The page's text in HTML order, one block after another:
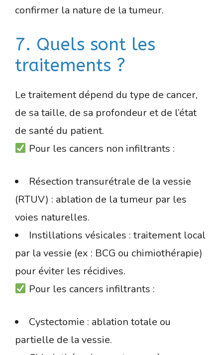
confirmer la nature de la tumeur.
7. Quels sont les
traitements ?
Le traitement dépend du type de cancer,
de sa taille, de sa profondeur et de l’état
de santé du patient.
Pour les cancers non infiltrants :
Résection transurétrale de la vessie
(RTUV) : ablation de la tumeur par les
voies naturelles.
Instillations vésicales : traitement local
par la vessie (ex : BCG ou chimiothérapie)
pour éviter les récidives.
Pour les cancers infiltrants :
Cystectomie : ablation totale ou
partielle de la vessie.